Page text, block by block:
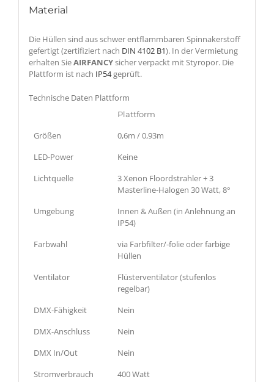
Material
Die Hüllen sind aus schwer entflammbaren Spinnakerstoff
gefertigt (zertifiziert nach DIN 4102 B1). In der Vermietung
erhalten SieAIRFANCYsicher verpackt mit Styropor. Die
Plattform ist nach IP54geprüft.
Technische Daten Plattform
Plattform
Größen
0,6m / 0,93m
LED-Power
Keine
Lichtquelle
3 Xenon Floordstrahler + 3
Masterline-Halogen 30 Watt, 8°
Umgebung
Innen & Außen (in Anlehnung an
IP54)
Farbwahl
via Farbfilter/-folie oder farbige
Hüllen
Ventilator
Flüsterventilator (stufenlos
regelbar)
DMX-Fähigkeit
Nein
DMX-Anschluss
Nein
DMX In/Out
Nein
Stromverbrauch
400 Watt